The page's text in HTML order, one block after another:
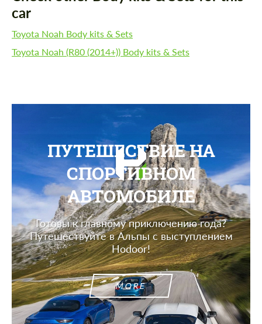
car
Toyota Noah Body kits & Sets
Toyota Noah (R80 (2014+)) Body kits & Sets
ПУТЕШЕСТВИЕ НА
СПОРТИВНОМ
АВТОМОБИЛЕ
Готовы к главному приключению года?
Путешествуйте в Альпы с выступлением
Hodoor!
MORE